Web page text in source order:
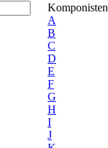
Komponisten
A
B
C
D
E
F
G
H
I
J